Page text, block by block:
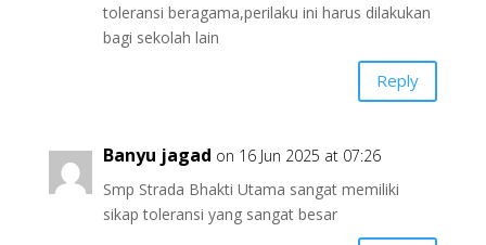
toleransi beragama,perilaku ini harus dilakukan
bagi sekolah lain
Reply
Banyu jagad on 16 Jun 2025 at 07:26
Smp Strada Bhakti Utama sangat memiliki
sikap toleransi yang sangat besar